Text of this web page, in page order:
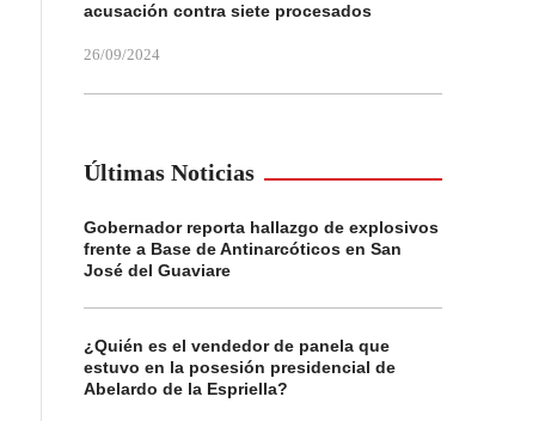
acusación contra siete procesados
26/09/2024
Últimas Noticias
Gobernador reporta hallazgo de explosivos
frente a Base de Antinarcóticos en San
José del Guaviare
¿Quién es el vendedor de panela que
estuvo en la posesión presidencial de
Abelardo de la Espriella?